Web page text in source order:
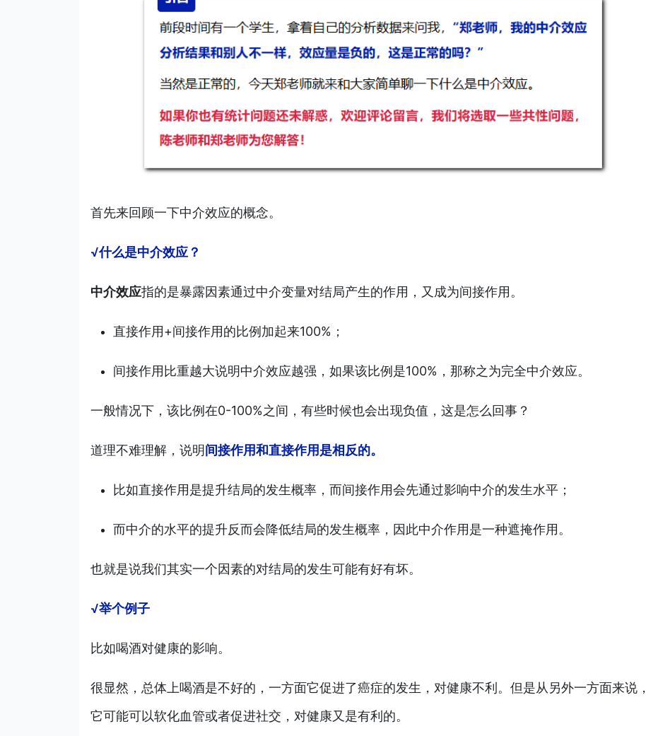
首先来回顾一下中介效应的概念。
√什么是中介效应？
中介效应指的是暴露因素通过中介变量对结局产生的作用，又成为间接作用。
直接作用+间接作用的比例加起来100%；
间接作用比重越大说明中介效应越强，如果该比例是100%，那称之为完全中介效应。
一般情况下，该比例在0-100%之间，有些时候也会出现负值，这是怎么回事？
道理不难理解，说明间接作用和直接作用是相反的。
比如直接作用是提升结局的发生概率，而间接作用会先通过影响中介的发生水平；
而中介的水平的提升反而会降低结局的发生概率，因此中介作用是一种遮掩作用。
也就是说我们其实一个因素的对结局的发生可能有好有坏。
√举个例子
比如喝酒对健康的影响。
很显然，总体上喝酒是不好的，一方面它促进了癌症的发生，对健康不利。但是从另外一方面来说，
它可能可以软化血管或者促进社交，对健康又是有利的。